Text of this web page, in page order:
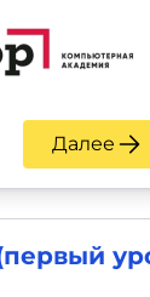
Далее